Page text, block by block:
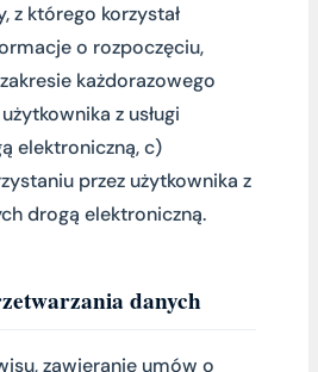
z którego korzystał
o rozpoczęciu,
każdorazowego
z usługi
elektroniczną, c)
przez użytkownika z
drogą elektroniczną.
danych
zawieranie umów o